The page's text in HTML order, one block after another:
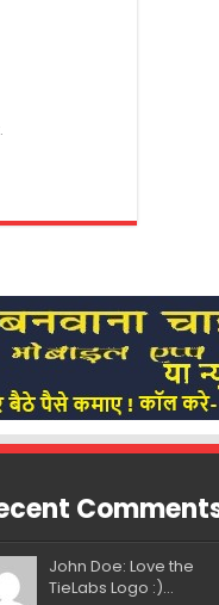
John Doe: Love the
TieLabs Logo :)...